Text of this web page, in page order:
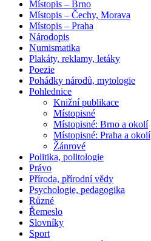
Místopis – Brno
Místopis – Čechy, Morava
Místopis – Praha
Národopis
Numismatika
Plakáty, reklamy, letáky
Poezie
Pohádky národů, mytologie
Pohlednice
Knižní publikace
Místopisné
Místopisné: Brno a okolí
Místopisné: Praha a okolí
Žánrové
Politika, politologie
Právo
Příroda, přírodní vědy
Psychologie, pedagogika
Různé
Řemeslo
Slovníky
Sport